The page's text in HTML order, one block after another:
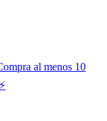
al menos 10